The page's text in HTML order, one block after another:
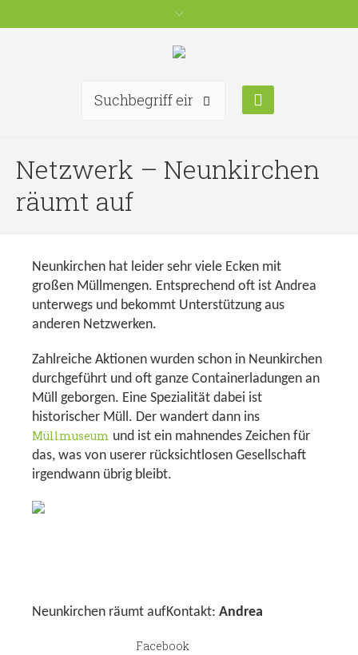
Netzwerk – Neunkirchen
räumt auf
Neunkirchen hat leider sehr viele Ecken mit
großen Müllmengen. Entsprechend oft ist Andrea
unterwegs und bekommt Unterstützung aus
anderen Netzwerken.
Zahlreiche Aktionen wurden schon in Neunkirchen
durchgeführt und oft ganze Containerladungen an
Müll geborgen. Eine Spezialität dabei ist
historischer Müll. Der wandert dann ins
Müllmuseum und ist ein mahnendes Zeichen für
das, was von userer rücksichtlosen Gesellschaft
irgendwann übrig bleibt.
Neunkirchen räumt aufKontakt:Andrea
Facebook